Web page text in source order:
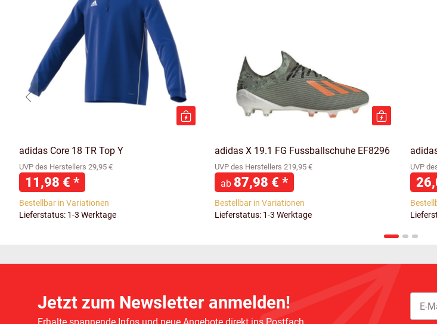
adidas Core 18 TR Top Y
UVP des Herstellers 29,95 €
11,98 € *
Bestellbar in Variationen
Lieferstatus: 1-3 Werktage
adidas X 19.1 FG Fussballschuhe EF8296
UVP des Herstellers 219,95 €
ab 87,98 € *
Bestellbar in Variationen
Lieferstatus: 1-3 Werktage
UVP
Jetzt zum Newsletter anmelden!